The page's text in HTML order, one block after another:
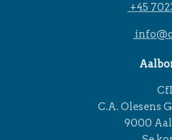
+45
C.A. Olesens
9000